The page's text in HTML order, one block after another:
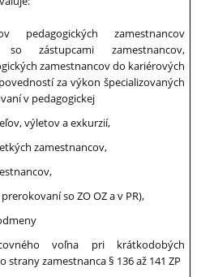
pedagogických zamestnancov
zástupcami zamestnancov,
zamestnancov do kariérových
za výkon špecializovaných
v pedagogickej
výletov a exkurzií,
zamestnancov,
so ZO OZ a v PR),
voľna pri krátkodobých
strany zamestnanca § 136 až 141 ZP